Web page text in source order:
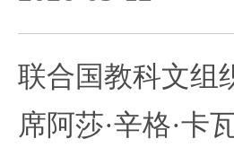
联合国教科文组
席阿莎·辛格·卡